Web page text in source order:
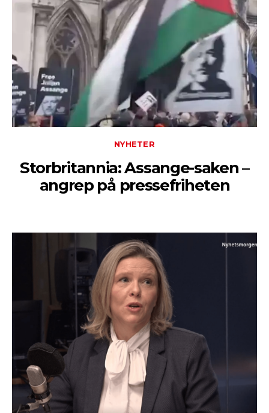
NYHETER
Storbritannia: Assange-saken –
angrep på pressefriheten